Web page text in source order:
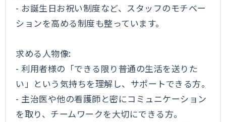
- お誕生日お祝い制度など、スタッフのモチベー
ションを高める制度も整っています。
求める人物像:
- 利用者様の「できる限り普通の生活を送りた
い」という気持ちを理解し、サポートできる方。
- 主治医や他の看護師と密にコミュニケーション
を取り、チームワークを大切にできる方。